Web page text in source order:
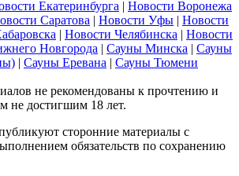
Екатеринбурга | Новости Воронежа
Саратова | Новости Уфы | Новости
| Новости Челябинска | Новости
Новгорода | Сауны Минска | Сауны
| Сауны Еревана | Сауны Тюмени
не рекомендованы к прочтению и
не достигшим 18 лет.
сторонние материалы с
обязательств по сохранению